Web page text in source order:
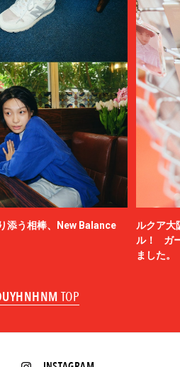
添う相棒、New Balance
ルクア大
ル！ ガ
ました。
TOP